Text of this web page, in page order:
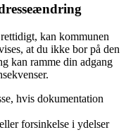
kan kommunen
at du ikke bor på den
kan ramme din adgang
hvis dokumentation
forsinkelse i ydelser